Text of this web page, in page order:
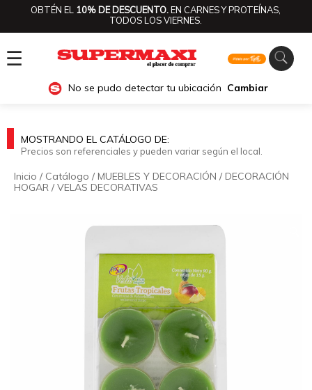
OBTÉN EL 10% DE DESCUENTO.EN CARNES Y PROTEÍNAS,
TODOS LOS VIERNES.
☰
No se pudo detectar tu ubicación Cambiar
MOSTRANDO EL CATÁLOGO DE:
Precios son referenciales y pueden variar según el local.
Inicio / Catálogo / MUEBLES Y DECORACIÓN / DECORACIÓN
HOGAR /VELAS DECORATIVAS